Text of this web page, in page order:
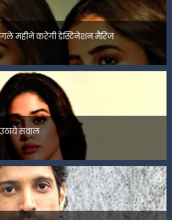
महीने करेंगी डेस्टिनेशन मैरिज
सवाल